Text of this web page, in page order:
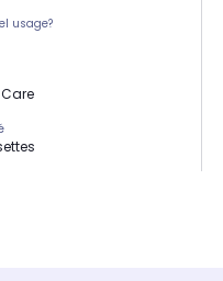
usage?